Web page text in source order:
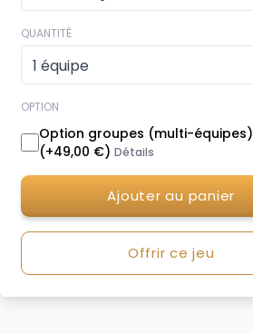
QUANTITÉ
OPTION
Option groupes (multi-équipes)
(+49,00 €)Détails
Ajouter au panier
Offrir ce jeu